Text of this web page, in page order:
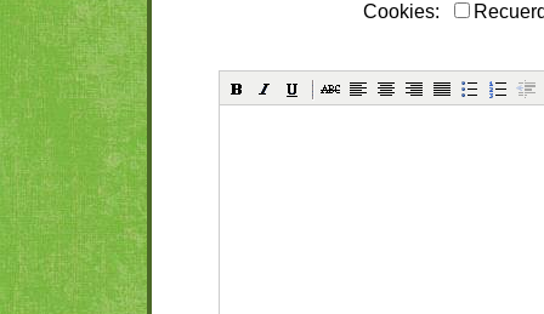
Cookies: